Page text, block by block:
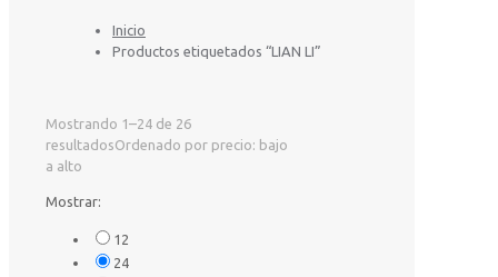
Inicio
Productos etiquetados “LIAN LI”
Mostrando 1–24 de 26
resultadosOrdenado por precio: bajo
a alto
Mostrar:
12
24